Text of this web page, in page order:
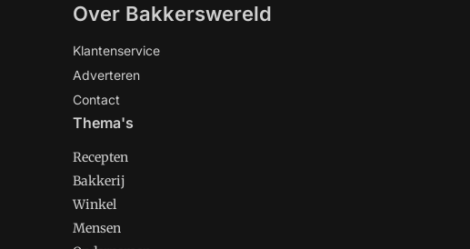
Over Bakkerswereld
Klantenservice
Adverteren
Contact
Thema's
Recepten
Bakkerij
Winkel
Mensen